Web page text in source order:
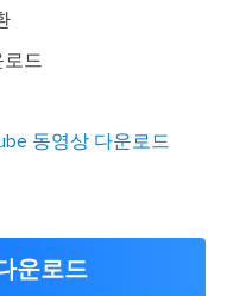
드
동영상 다운로드
운로드